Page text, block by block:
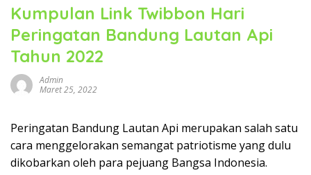
n
d
i
d
k
L
e
n
Kumpulan Link Twibbon Hari
Peringatan Bandung Lautan Api
Tahun 2022
Admin
Maret 25, 2022
Peringatan Bandung Lautan Api merupakan salah satu
cara menggelorakan semangat patriotisme yang dulu
dikobarkan oleh para pejuang Bangsa Indonesia.